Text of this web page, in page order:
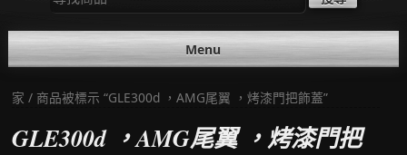
找：
Menu
家 / 商品被標示 “GLE300d ，AMG尾翼 ，烤漆門把飾蓋”
GLE300d ，AMG尾翼 ，烤漆門把